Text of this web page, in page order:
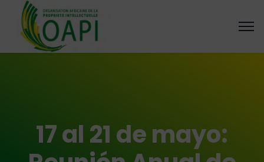
17 al 21 de mayo: